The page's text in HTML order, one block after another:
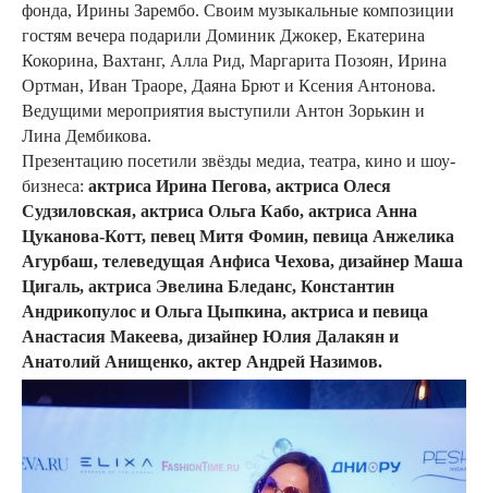
фонда, Ирины Зарембо. Своим музыкальные композиции
гостям вечера подарили Доминик Джокер, Екатерина
Кокорина, Вахтанг, Алла Рид, Маргарита Позоян, Ирина
Ортман, Иван Траоре, Даяна Брют и Ксения Антонова.
Ведущими мероприятия выступили Антон Зорькин и
Лина Дембикова.
Презентацию посетили звёзды медиа, театра, кино и шоу-
бизнеса: актриса Ирина Пегова, актриса Олеся
Судзиловская, актриса Ольга Кабо, актриса Анна
Цуканова-Котт, певец Митя Фомин, певица Анжелика
Агурбаш, телеведущая Анфиса Чехова, дизайнер Маша
Цигаль, актриса Эвелина Бледанс, Константин
Андрикопулос и Ольга Цыпкина, актриса и певица
Анастасия Макеева, дизайнер Юлия Далакян и
Анатолий Анищенко, актер Андрей Назимов.